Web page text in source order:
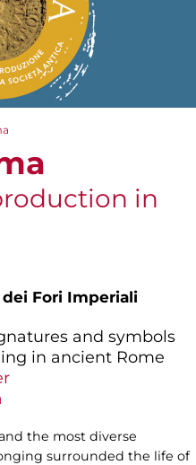
in
dei Fori Imperiali
and symbols
in ancient Rome
the most diverse
surrounded the life of